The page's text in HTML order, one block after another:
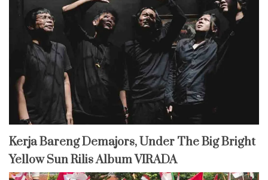
Kerja Bareng Demajors, Under The Big Bright
Yellow Sun Rilis Album VIRADA